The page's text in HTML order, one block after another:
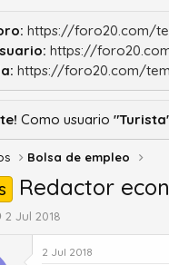
https://foro20.com/
https://
https://foro20.com/
Como usuario
Bolsa de empleo
Redactor
F
2 Jul 2018
2 Jul 2018